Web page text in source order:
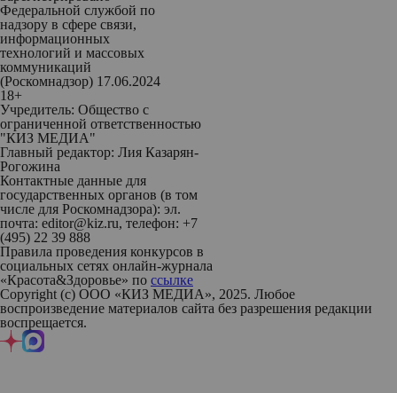
Федеральной службой по
надзору в сфере связи,
информационных
технологий и массовых
коммуникаций
(Роскомнадзор) 17.06.2024
18+
Учредитель: Общество с
ограниченной ответственностью
"КИЗ МЕДИА"
Главный редактор: Лия Казарян-
Рогожина
Контактные данные для
государственных органов (в том
числе для Роскомнадзора): эл.
почта: editor@kiz.ru, телефон: +7
(495) 22 39 888
Правила проведения конкурсов в
социальных сетях онлайн-журнала
«Красота&Здоровье» по ссылке
Copyright (с) ООО «КИЗ МЕДИА», 2025. Любое
воспроизведение материалов сайта без разрешения редакции
воспрещается.